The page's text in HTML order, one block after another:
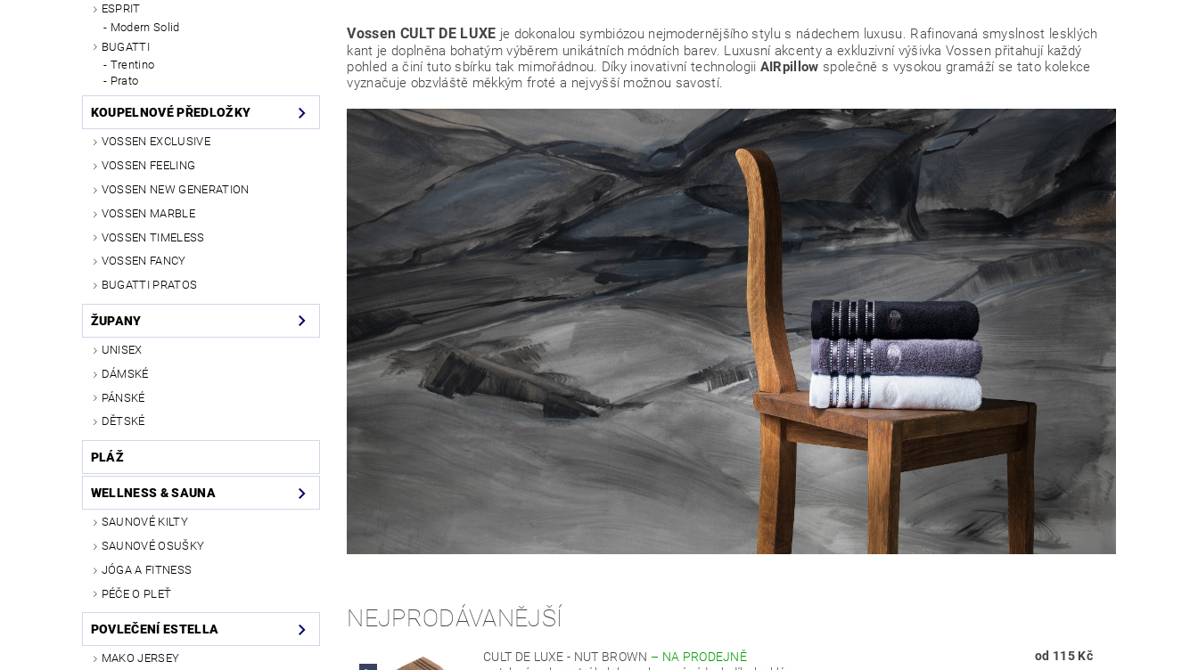
ESPRIT
Modern Solid
BUGATTI
Trentino
Prato
KOUPELNOVÉ PŘEDLOŽKY
VOSSEN EXCLUSIVE
VOSSEN FEELING
VOSSEN NEW GENERATION
VOSSEN MARBLE
VOSSEN TIMELESS
VOSSEN FANCY
BUGATTI PRATOS
ŽUPANY
UNISEX
DÁMSKÉ
PÁNSKÉ
DĚTSKÉ
PLÁŽ
WELLNESS & SAUNA
SAUNOVÉ KILTY
SAUNOVÉ OSUŠKY
JÓGA A FITNESS
PÉČE O PLEŤ
POVLEČENÍ ESTELLA
MAKO JERSEY
Vossen CULT DE LUXE je dokonalou symbiózou nejmodernějšího stylu s nádechem luxusu. Rafinovaná smyslnost lesklých
kant je doplněna bohatým výběrem unikátních módních barev. Luxusní akcenty a exkluzivní výšivka Vossen přitahují každý
pohled a činí tuto sbírku tak mimořádnou. Díky inovativní technologii AIRpillow společně s vysokou gramáží se tato kolekce
vyznačuje obzvláště měkkým froté a nejvyšší možnou savostí.
NEJPRODÁVANĚJŠÍ
CULT DE LUXE - NUT BROWN – NA PRODEJNĚ od 115 Kč